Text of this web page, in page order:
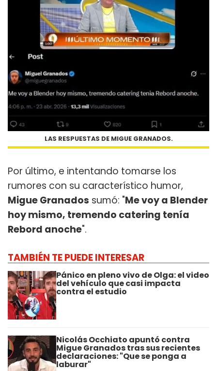
LAS RESPUESTAS DE MIGUE GRANADOS.
Por último, e intentando tomarse los
rumores con su característico humor,
Migue Granados sumó: "Me voy a Blender
hoy mismo, tremendo catering tenía
Rebord anoche".
TAMBIÉN TE PUEDE INTERESAR
Pánico en pleno vivo de Olga: el video
del vehículo que casi impacta
contra el estudio
Nicolás Occhiato apuntó contra
Migue Granados tras sus recientes
declaraciones: "Que se ponga a
laburar"